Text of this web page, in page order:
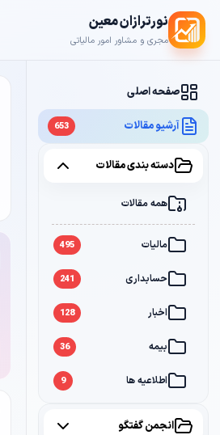
نورترازان معین
مجری و مشاور امور مالیاتی
صفحه اصلی
آرشیو مقالات 653
دسته بندی مقالات
همه مقالات
مالیات 495
حسابداری 241
اخبار 128
بیمه 36
اطلاعیه ها 9
انجمن گفتگو